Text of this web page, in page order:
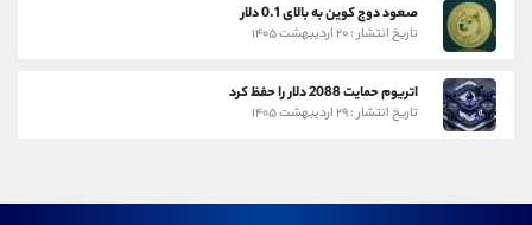
صعود دوج کوین به بالای 0.1 دلار
تاریخ انتشار : ۲۰ اردیبهشت ۱۴۰۵
اتریوم حمایت 2088 دلار را حفظ کرد
تاریخ انتشار : ۲۹ اردیبهشت ۱۴۰۵